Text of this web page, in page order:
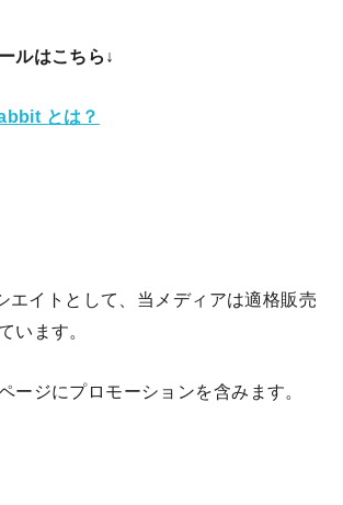
ルはこちら↓
とは？
エイトとして、当メディアは適格販売
います。
ージにプロモーションを含みます。